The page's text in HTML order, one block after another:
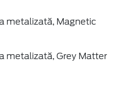
metalizată, Magnetic
metalizată, Grey Matter